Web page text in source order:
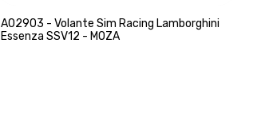
A02903 - Volante Sim Racing Lamborghini
Essenza SSV12 - MOZA